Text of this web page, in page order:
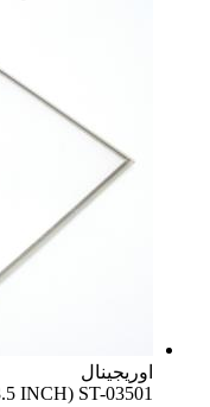
اوریجینال
INCH) ST-03501